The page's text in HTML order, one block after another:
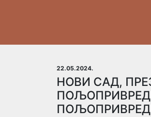
22.05.2024.
НОВИ САД,